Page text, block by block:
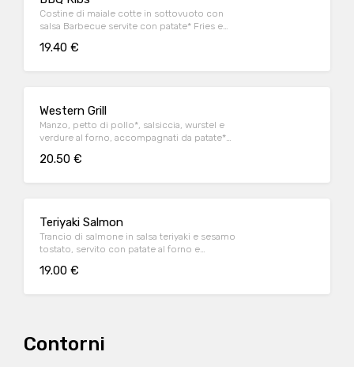
Costine di maiale cotte in sottovuoto con
salsa Barbecue servite con patate* Fries e
19.40 €
Western Grill
Manzo, petto di pollo*, salsiccia, wurstel e
verdure al forno, accompagnati da patate*
20.50 €
Teriyaki Salmon
Trancio di salmone in salsa teriyaki e sesamo
tostato, servito con patate al forno e
19.00 €
Contorni